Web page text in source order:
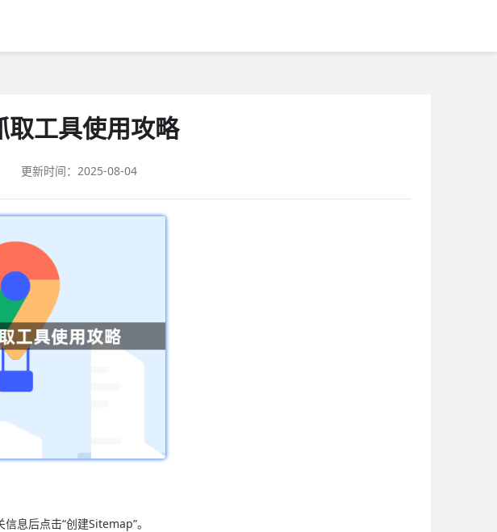
工具使用攻略
更新时间：2025-08-04
息后点击“创建Sitemap”。